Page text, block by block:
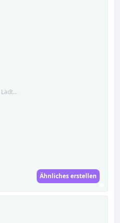
Lädt...
Ähnliches erstellen